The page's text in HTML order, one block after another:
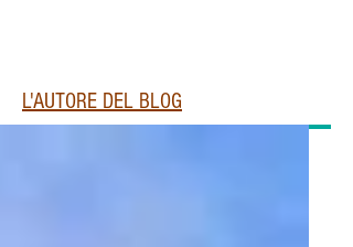
L'AUTORE DEL BLOG